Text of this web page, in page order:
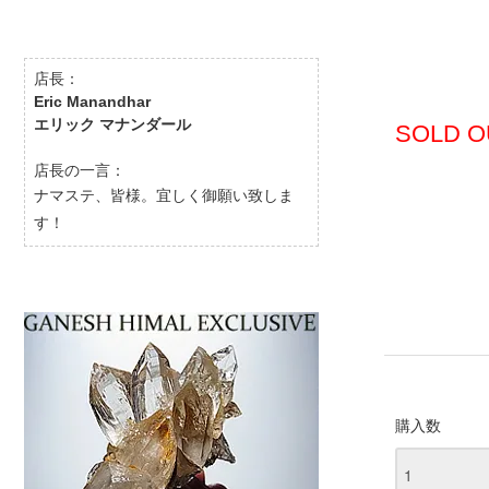
店長：
Eric Manandhar
エリック マナンダール
店長の一言：
ナマステ、皆様。宜しく御願い致しま
す！
SOLD
購入数